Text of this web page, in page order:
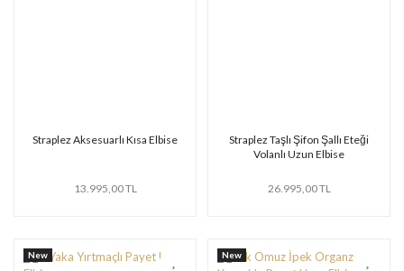
Straplez Aksesuarlı Kısa Elbise
13.995,00 TL
Straplez Taşlı Şifon Şallı Eteği
Volanlı Uzun Elbise
26.995,00 TL
New New